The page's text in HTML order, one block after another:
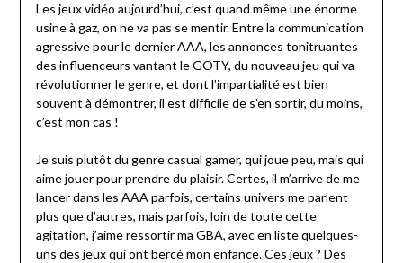
Les jeux vidéo aujourd’hui, c’est quand même une énorme
usine à gaz, on ne va pas se mentir. Entre la communication
agressive pour le dernier AAA, les annonces tonitruantes
des influenceurs vantant le GOTY, du nouveau jeu qui va
révolutionner le genre, et dont l’impartialité est bien
souvent à démontrer, il est difficile de s’en sortir, du moins,
c’est mon cas !
Je suis plutôt du genre casual gamer, qui joue peu, mais qui
aime jouer pour prendre du plaisir. Certes, il m’arrive de me
lancer dans les AAA parfois, certains univers me parlent
plus que d’autres, mais parfois, loin de toute cette
agitation, j’aime ressortir ma GBA, avec en liste quelques-
uns des jeux qui ont bercé mon enfance. Ces jeux ? Des